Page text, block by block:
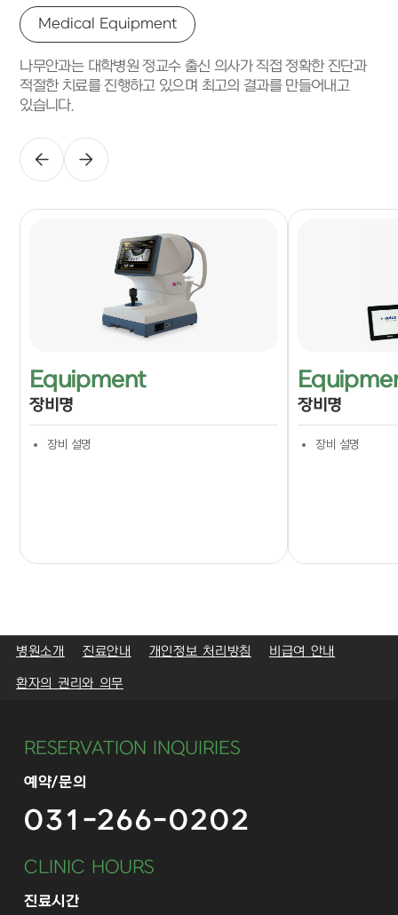
Medical Equipment
나무안과는 대학병원 정교수 출신 의사가 직접 정확한 진단과
적절한 치료를 진행하고 있으며 최고의 결과를 만들어내고
있습니다.
Equipment
장비명
장비 설명
장비명
장비 설명
병원소개 진료안내 개인정보 처리방침 비급여 안내
환자의 권리와 의무
RESERVATION INQUIRIES
예약/문의
031-266-0202
CLINIC HOURS
진료시간